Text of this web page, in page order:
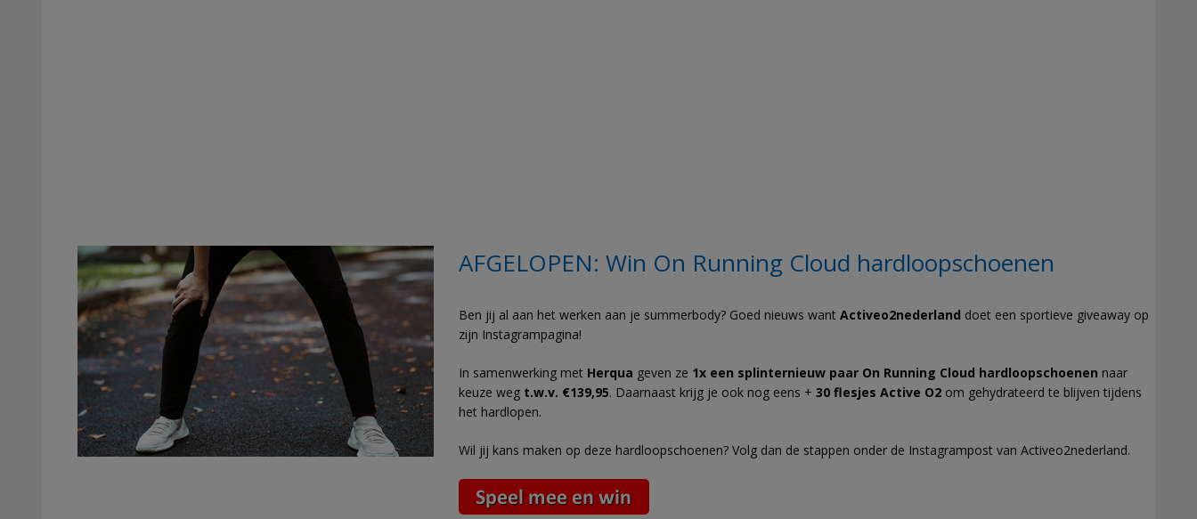
AFGELOPEN: Win On Running Cloud hardloopschoenen
Ben jij al aan het werken aan je summerbody? Goed nieuws want Activeo2nederland doet een sportieve giveaway op
zijn Instagrampagina!
In samenwerking met Herqua geven ze 1x een splinternieuw paar On Running Cloud hardloopschoenen naar
keuze weg t.w.v. €139,95. Daarnaast krijg je ook nog eens + 30 flesjes Active O2 om gehydrateerd te blijven tijdens
het hardlopen.
Wil jij kans maken op deze hardloopschoenen? Volg dan de stappen onder de Instagrampost van Activeo2nederland.